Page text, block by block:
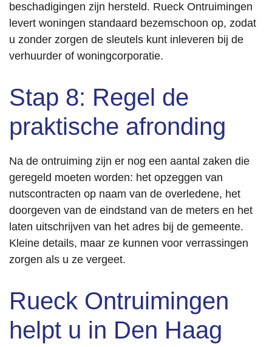
beschadigingen zijn hersteld. Rueck Ontruimingen
levert woningen standaard bezemschoon op, zodat
u zonder zorgen de sleutels kunt inleveren bij de
verhuurder of woningcorporatie.
Stap 8: Regel de
praktische afronding
Na de ontruiming zijn er nog een aantal zaken die
geregeld moeten worden: het opzeggen van
nutscontracten op naam van de overledene, het
doorgeven van de eindstand van de meters en het
laten uitschrijven van het adres bij de gemeente.
Kleine details, maar ze kunnen voor verrassingen
zorgen als u ze vergeet.
Rueck Ontruimingen
helpt u in Den Haag